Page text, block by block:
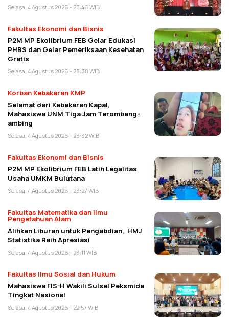
Selasa, 4 Agustus 2026 - 23:46 WIB
Fakultas Ekonomi dan Bisnis
P2M MP Ekolibrium FEB Gelar Edukasi
PHBS dan Gelar Pemeriksaan Kesehatan
Gratis
Selasa, 4 Agustus 2026 - 23:38 WIB
Korban Kebakaran KMP
Selamat dari Kebakaran Kapal,
Mahasiswa UNM Tiga Jam Terombang-
ambing
Selasa, 4 Agustus 2026 - 23:32 WIB
Fakultas Ekonomi dan Bisnis
P2M MP Ekolibrium FEB Latih Legalitas
Usaha UMKM Bulutana
Selasa, 4 Agustus 2026 - 23:27 WIB
Fakultas Matematika dan Ilmu
Pengetahuan Alam
Alihkan Liburan untuk Pengabdian, HMJ
Statistika Raih Apresiasi
Selasa, 4 Agustus 2026 - 23:11 WIB
Fakultas Ilmu Sosial dan Hukum
Mahasiswa FIS-H Wakili Sulsel Peksmida
Tingkat Nasional
Selasa, 4 Agustus 2026 - 22:57 WIB